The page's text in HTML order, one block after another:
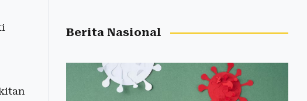
Berita Nasional